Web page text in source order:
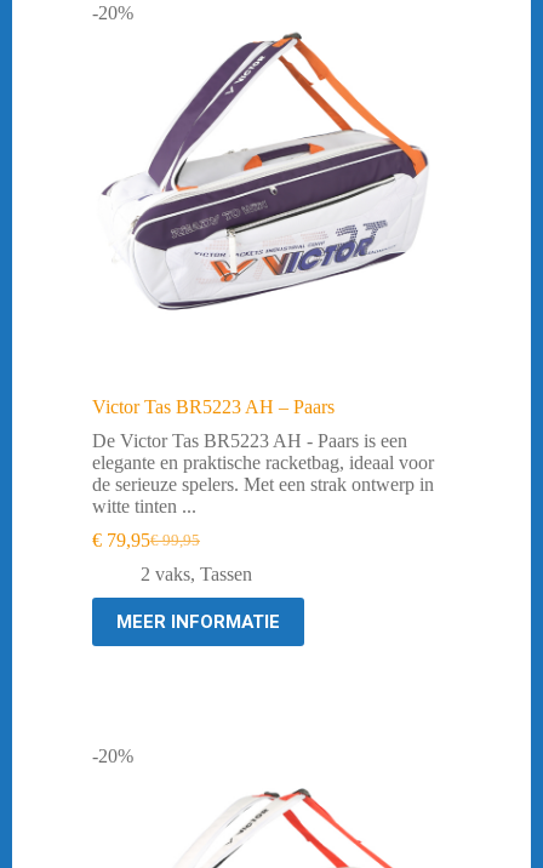
-20%
Victor Tas BR5223 AH – Paars
De Victor Tas BR5223 AH - Paars is een
elegante en praktische racketbag, ideaal voor
de serieuze spelers. Met een strak ontwerp in
witte tinten ...
€99,95
Oorspronkelijke
prijs
was:
€ 99,95.
€ 79,95Huidige
prijs
is:
€ 79,95.
2 vaks, Tassen
MEER INFORMATIE
-20%